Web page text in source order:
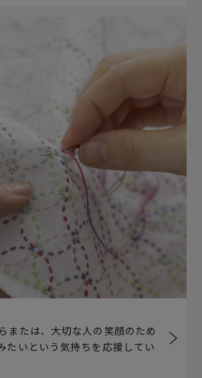
または、大切な人の笑顔のため
たいという気持ちを応援してい